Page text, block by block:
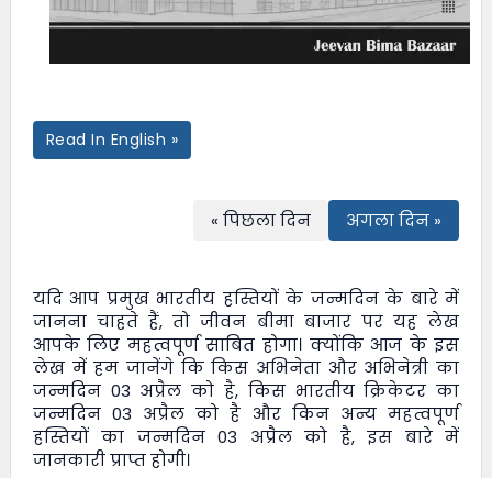
Read In English »
« पिछला दिन अगला दिन »
यदि आप प्रमुख भारतीय हस्तियों के जन्मदिन के बारे में
जानना चाहते हैं, तोजीवन बीमा बाजारपर यह लेख
आपके लिए महत्वपूर्ण साबित होगा। क्योंकि आज के इस
लेख में हम जानेंगे कि किस अभिनेता और अभिनेत्री का
जन्मदिन 03 अप्रैल को है, किस भारतीय क्रिकेटर का
जन्मदिन 03 अप्रैल को है और किन अन्य महत्वपूर्ण
हस्तियों का जन्मदिन 03 अप्रैल को है, इस बारे में
जानकारी प्राप्त होगी।